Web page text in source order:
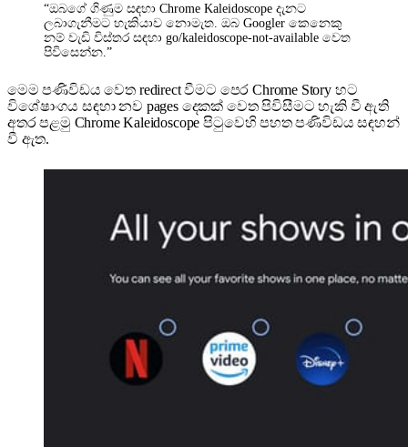
“ඔබගේ ගිණුම සඳහා Chrome Kaleidoscope දැනට
ලබාගැනීමට හැකියාව නොමැත. ඔබ Googler කෙනෙකු
නම් වැඩි විස්තර සඳහා go/kaleidoscope-not-available වෙත
පිවිසෙන්න.”
මෙම පණිවිඩය වෙත redirect වීමට පෙර Chrome Story හට
විශේෂාංගය සඳහා නව pages දෙකක් වෙත පිවිසීමට හැකි වී ඇති
අතර පළමු Chrome Kaleidoscope පිටුවෙහි පහත පණිවිඩය සඳහන්
වී ඇත.